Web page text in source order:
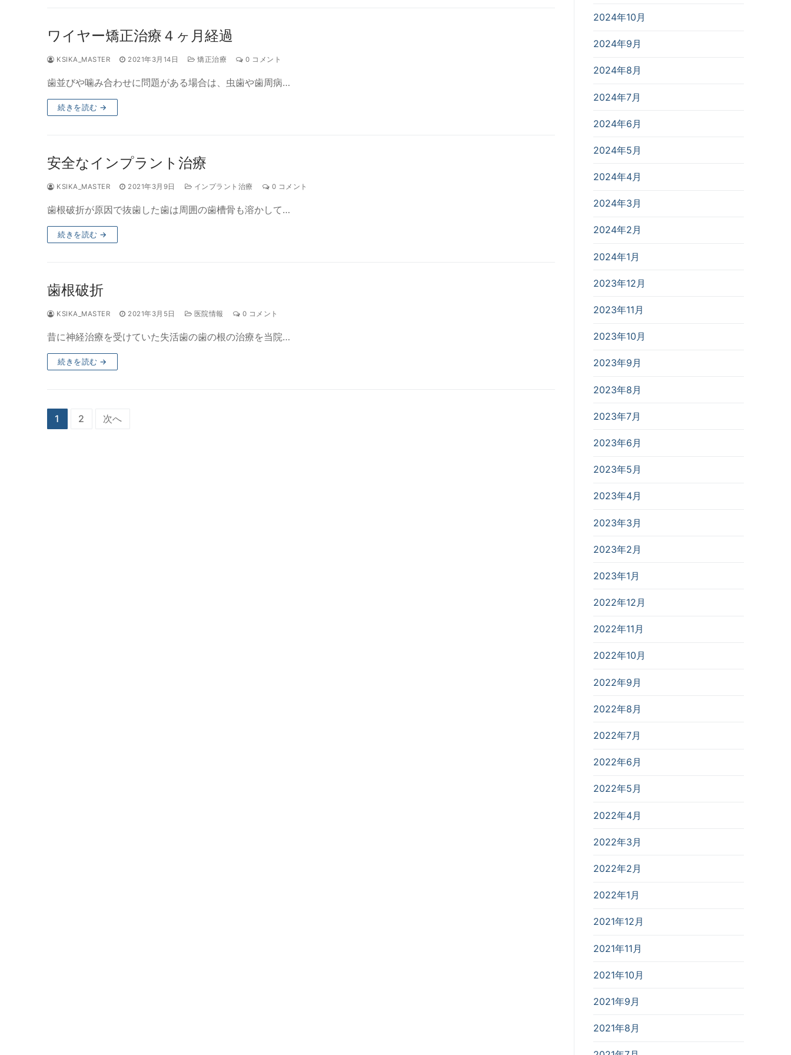
ワイヤー矯正治療４ヶ月経過
KSIKA_MASTER 2021年3月14日 矯正治療 0 コメント
歯並びや噛み合わせに問題がある場合は、虫歯や歯周病…
続きを読む →
安全なインプラント治療
KSIKA_MASTER 2021年3月9日 インプラント治療 0 コメント
歯根破折が原因で抜歯した歯は周囲の歯槽骨も溶かして…
続きを読む →
歯根破折
KSIKA_MASTER 2021年3月5日 医院情報 0 コメント
昔に神経治療を受けていた失活歯の歯の根の治療を当院…
続きを読む →
投
1 2 次へ
2024年10月
2024年9月
2024年8月
2024年7月
2024年6月
2024年5月
2024年4月
2024年3月
2024年2月
2024年1月
2023年12月
2023年11月
2023年10月
2023年9月
2023年8月
2023年7月
2023年6月
2023年5月
2023年4月
2023年3月
2023年2月
2023年1月
2022年12月
2022年11月
2022年10月
2022年9月
2022年8月
2022年7月
2022年6月
2022年5月
2022年4月
2022年3月
2022年2月
2022年1月
2021年12月
2021年11月
2021年10月
2021年9月
2021年8月